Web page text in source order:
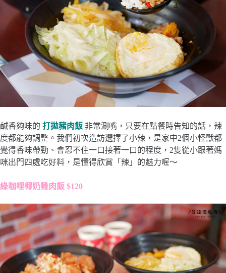
鹹香夠味的 打拋豬肉飯 非常涮嘴，只要在點餐時告知的話，辣
度都能夠調整。我們初次造訪選擇了小辣，是家中2個小怪獸都
覺得香味帶勁、會忍不住一口接著一口的程度，2隻從小跟著媽
咪出門四處吃好料，是懂得欣賞「辣」的魅力喔～
綠咖哩椰奶雞肉飯 $120